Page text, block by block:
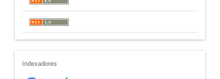
indexadores
Indexadores